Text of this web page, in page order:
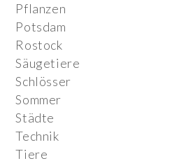
Pflanzen
Potsdam
Rostock
Säugetiere
Schlösser
Sommer
Städte
Technik
Tiere